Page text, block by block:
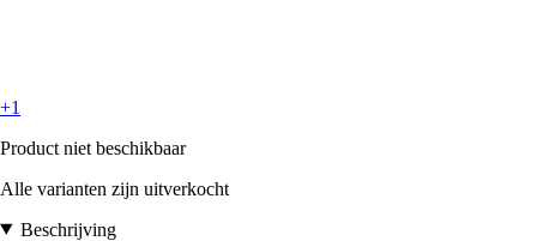
+1
Product niet beschikbaar
Alle varianten zijn uitverkocht
Beschrijving